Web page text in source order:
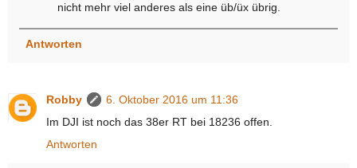
nicht mehr viel anderes als eine üb/üx übrig.
Antworten
Robby
6. Oktober 2016 um 11:36
Im DJI ist noch das 38er RT bei 18236 offen.
Antworten